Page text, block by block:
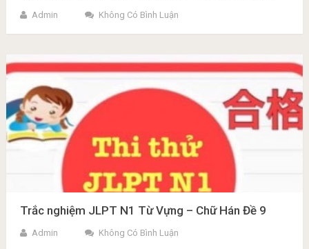
Admin Không Có Bình Luận
Trắc nghiệm JLPT N1 Từ Vựng – Chữ Hán Đề 9
Admin Không Có Bình Luận